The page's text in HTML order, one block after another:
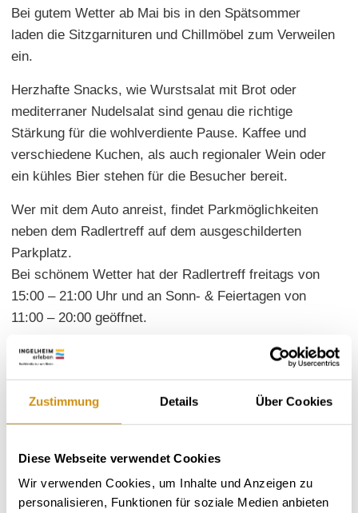
Zustimmung Details Über Cookies
Diese Webseite verwendet Cookies
Wir verwenden Cookies, um Inhalte und Anzeigen zu
personalisieren, Funktionen für soziale Medien anbieten
Bei gutem Wetter ab Mai bis in den Spätsommer
laden die Sitzgarnituren und Chillmöbel zum Verweilen
ein.
Herzhafte Snacks, wie Wurstsalat mit Brot oder
mediterraner Nudelsalat sind genau die richtige
Stärkung für die wohlverdiente Pause. Kaffee und
verschiedene Kuchen, als auch regionaler Wein oder
ein kühles Bier stehen für die Besucher bereit.
Wer mit dem Auto anreist, findet Parkmöglichkeiten
neben dem Radlertreff auf dem ausgeschilderten
Parkplatz.
Bei schönem Wetter hat der Radlertreff freitags von
15:00 – 21:00 Uhr und an Sonn- & Feiertagen von
11:00 – 20:00 geöffnet.
Weitere Informationen erhalten Sie unter: